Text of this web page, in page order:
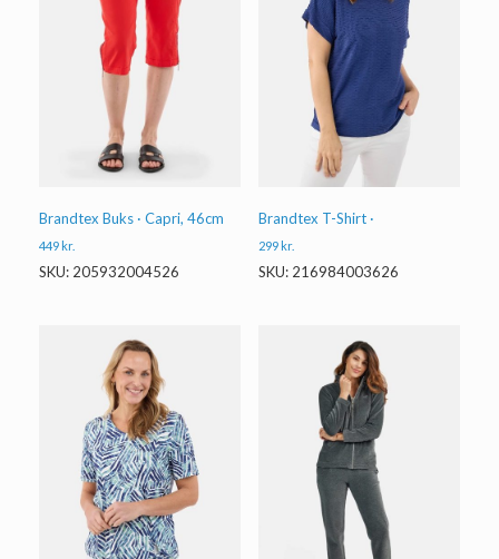
Brandtex Buks · Capri, 46cm
449kr.
SKU: 205932004526
Brandtex T-Shirt ·
299kr.
SKU: 216984003626